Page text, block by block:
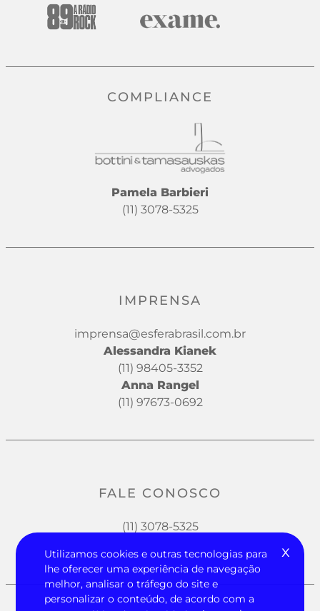
x
Utilizamos cookies e outras tecnologias para
lhe oferecer uma experiência de navegação
melhor, analisar o tráfego do site e
personalizar o conteúdo, de acordo com a
COMPLIANCE
Pamela Barbieri
(11) 3078-5325
IMPRENSA
imprensa@esferabrasil.com.br
Alessandra Kianek
(11) 98405-3352
Anna Rangel
(11) 97673-0692
FALE CONOSCO
(11) 3078-5325